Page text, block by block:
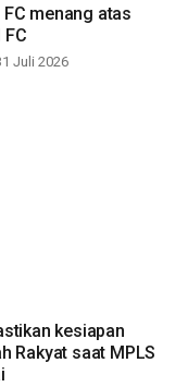
menang atas
FC
Juli 2026
kesiapan
Rakyat saat MPLS